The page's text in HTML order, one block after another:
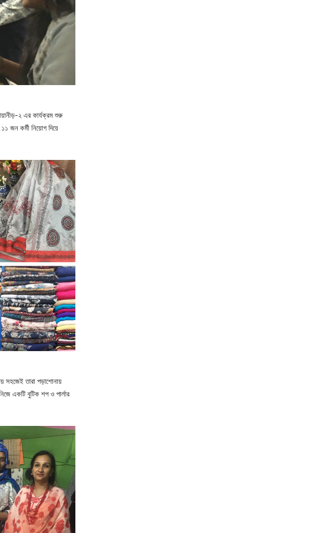
২ এর কার্যক্রম শুরু
জন কর্মী নিয়োগ দিয়ে
সহজেই তারা পড়াশোনায়
একটি বুটিক শপ ও পার্লার